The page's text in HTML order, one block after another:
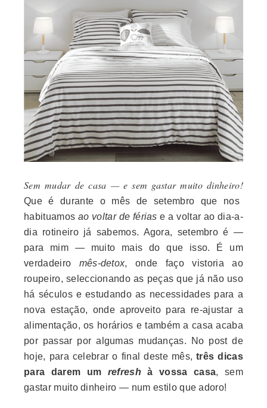
Sem mudar de casa — e sem gastar muito dinheiro!
Que é durante o mês de setembro que nos
habituamos ao voltar de fériase a voltar ao dia-a-
dia rotineiro já sabemos. Agora, setembro é —
para mim — muito mais do que isso. É um
verdadeiro mês-detox, onde faço vistoria ao
roupeiro, seleccionando as peças que já não uso
há séculos e estudando as necessidades para a
nova estação, onde aproveito para re-ajustar a
alimentação, os horários e também a casa acaba
por passar por algumas mudanças. No post de
hoje, para celebrar o final deste mês,três dicas
para darem um refresh à vossa casa, sem
gastar muito dinheiro — num estilo que adoro!